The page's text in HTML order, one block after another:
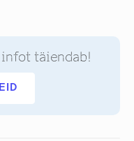
infot täiendab!